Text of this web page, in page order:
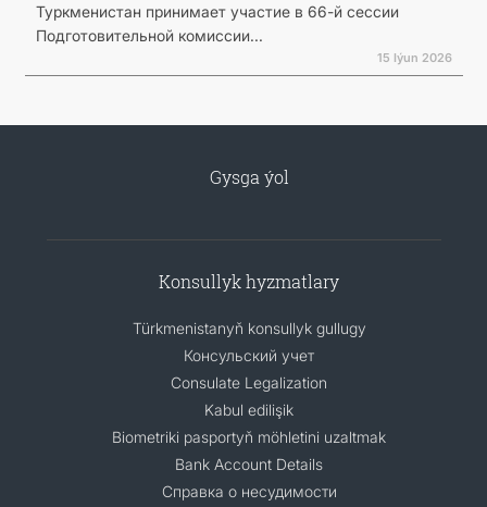
Туркменистан принимает участие в 66-й сессии
Подготовительной комиссии...
15 Iýun 2026
Gysga ýol
Konsullyk hyzmatlary
Türkmenistanyň konsullyk gullugy
Консульский учет
Consulate Legalization
Kabul edilişik
Biometriki pasportyň möhletini uzaltmak
Bank Account Details
Справка о несудимости